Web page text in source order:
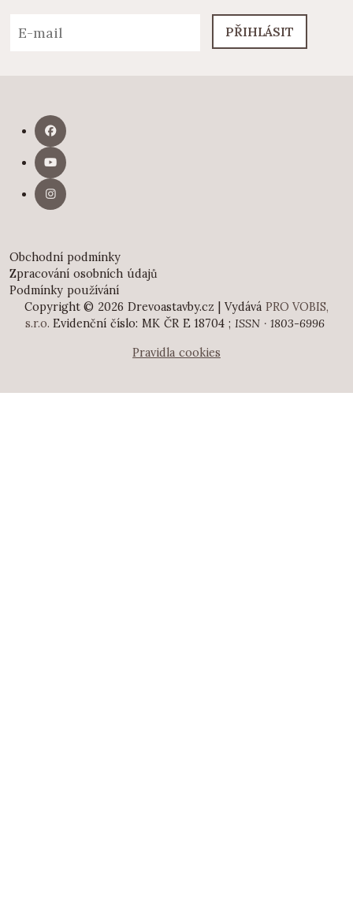
PŘIHLÁSIT
Obchodní podmínky
Zpracování osobních údajů
Podmínky používání
Copyright © 2026 Drevoastavby.cz | Vydává PRO VOBIS,
s.r.o. Evidenční číslo: MK ČR E 18704 ; ISSN · 1803-6996
Pravidla cookies